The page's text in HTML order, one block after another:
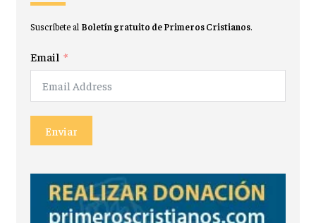
Suscríbete al Boletín gratuito de Primeros Cristianos.
Email
Enviar